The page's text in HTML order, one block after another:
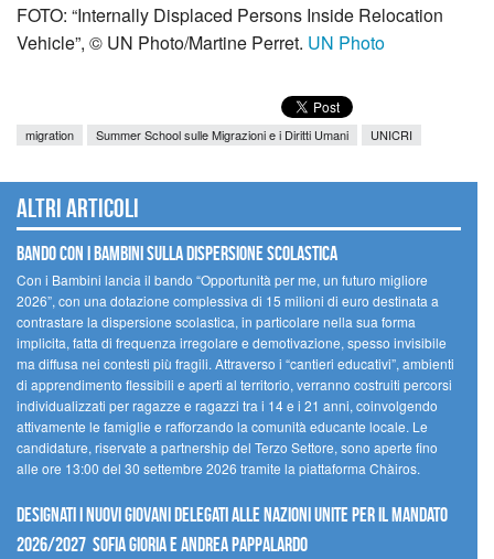
FOTO: “Internally Displaced Persons Inside Relocation
Vehicle”, © UN Photo/Martine Perret. UN Photo
migration Summer School sulle Migrazioni e i Diritti Umani UNICRI
Altri articoli
Bando Con i Bambini sulla dispersione scolastica
Con i Bambini lancia il bando “Opportunità per me, un futuro migliore
2026”, con una dotazione complessiva di 15 milioni di euro destinata a
contrastare la dispersione scolastica, in particolare nella sua forma
implicita, fatta di frequenza irregolare e demotivazione, spesso invisibile
ma diffusa nei contesti più fragili. Attraverso i “cantieri educativi”, ambienti
di apprendimento flessibili e aperti al territorio, verranno costruiti percorsi
individualizzati per ragazze e ragazzi tra i 14 e i 21 anni, coinvolgendo
attivamente le famiglie e rafforzando la comunità educante locale. Le
candidature, riservate a partnership del Terzo Settore, sono aperte fino
alle ore 13:00 del 30 settembre 2026 tramite la piattaforma Chàiros.
Designati i nuovi Giovani Delegati alle Nazioni Unite per il mandato
2026/2027 Sofia Gioria e Andrea Pappalardo